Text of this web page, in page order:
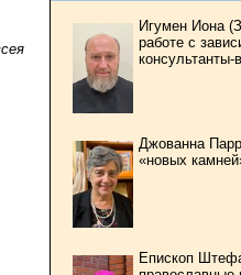
Игумен Иона
работе с
консультанты-
Джованна
«новых
Епископ